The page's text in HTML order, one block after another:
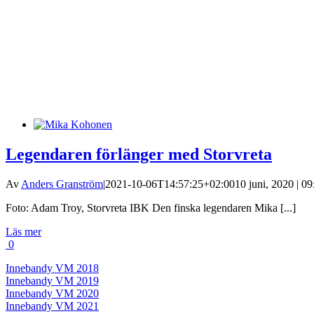
Legendaren förlänger med Storvreta
Av Anders Granström|2021-10-06T14:57:25+02:0010 juni, 2020 |
Foto: Adam Troy, Storvreta IBK Den finska legendaren Mika [...]
Läs mer
0
Innebandy VM 2018
Innebandy VM 2019
Innebandy VM 2020
Innebandy VM 2021